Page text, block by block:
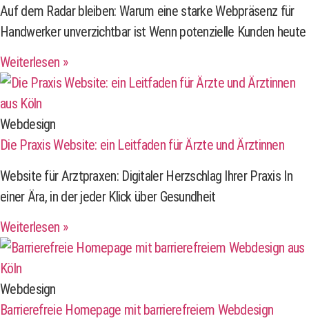
Auf dem Radar bleiben: Warum eine starke Webpräsenz für
Handwerker unverzichtbar ist Wenn potenzielle Kunden heute
Weiterlesen »
Webdesign
Die Praxis Website: ein Leitfaden für Ärzte und Ärztinnen
Website für Arztpraxen: Digitaler Herzschlag Ihrer Praxis In
einer Ära, in der jeder Klick über Gesundheit
Weiterlesen »
Webdesign
Barrierefreie Homepage mit barrierefreiem Webdesign